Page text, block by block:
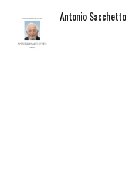
Antonio Sacchetto